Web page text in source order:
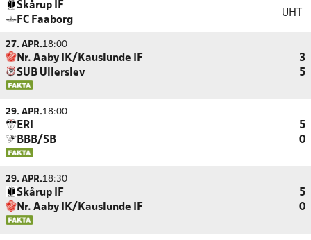
Skårup IF
FC Faaborg
UHT
27. APR.18:00
Nr. Aaby IK/Kauslunde IF
3
SUB Ullerslev
5
29. APR.18:00
ERI
5
BBB/SB
0
29. APR.18:30
Skårup IF
5
Nr. Aaby IK/Kauslunde IF
0